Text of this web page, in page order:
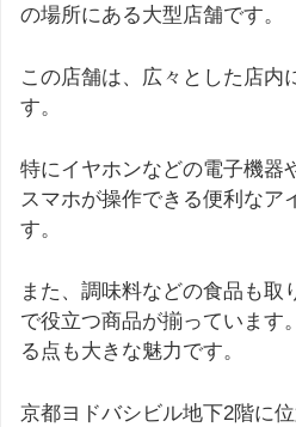
の場所にある大型店舗です。
この店舗は、広々とした店内
す。
特にイヤホンなどの電子機器
スマホが操作できる便利なア
す。
また、調味料などの食品も取
で役立つ商品が揃っています
る点も大きな魅力です。
京都ヨドバシビル地下2階に